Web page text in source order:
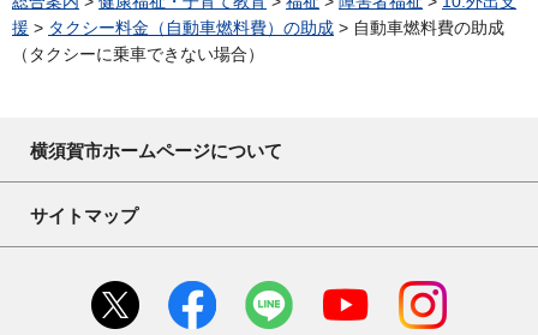
援 > タクシー料金（自動車燃料費）の助成 > 自動車燃料費の助成
（タクシーに乗車できない場合）
横須賀市ホームページについて
サイトマップ